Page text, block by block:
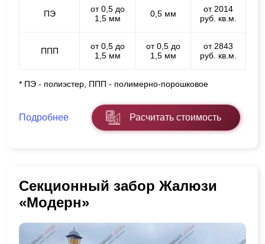
ПЭ
от 0,5 до
1,5 мм
0,5 мм
от 2014
руб. кв.м.
ППП
от 0,5 до
1,5 мм
от 0,5 до
1,5 мм
от 2843
руб. кв.м.
* ПЭ - полиэстер, ППП - полимерно-порошковое
Подробнее Расчитать стоимость
Секционный забор Жалюзи
«Модерн»